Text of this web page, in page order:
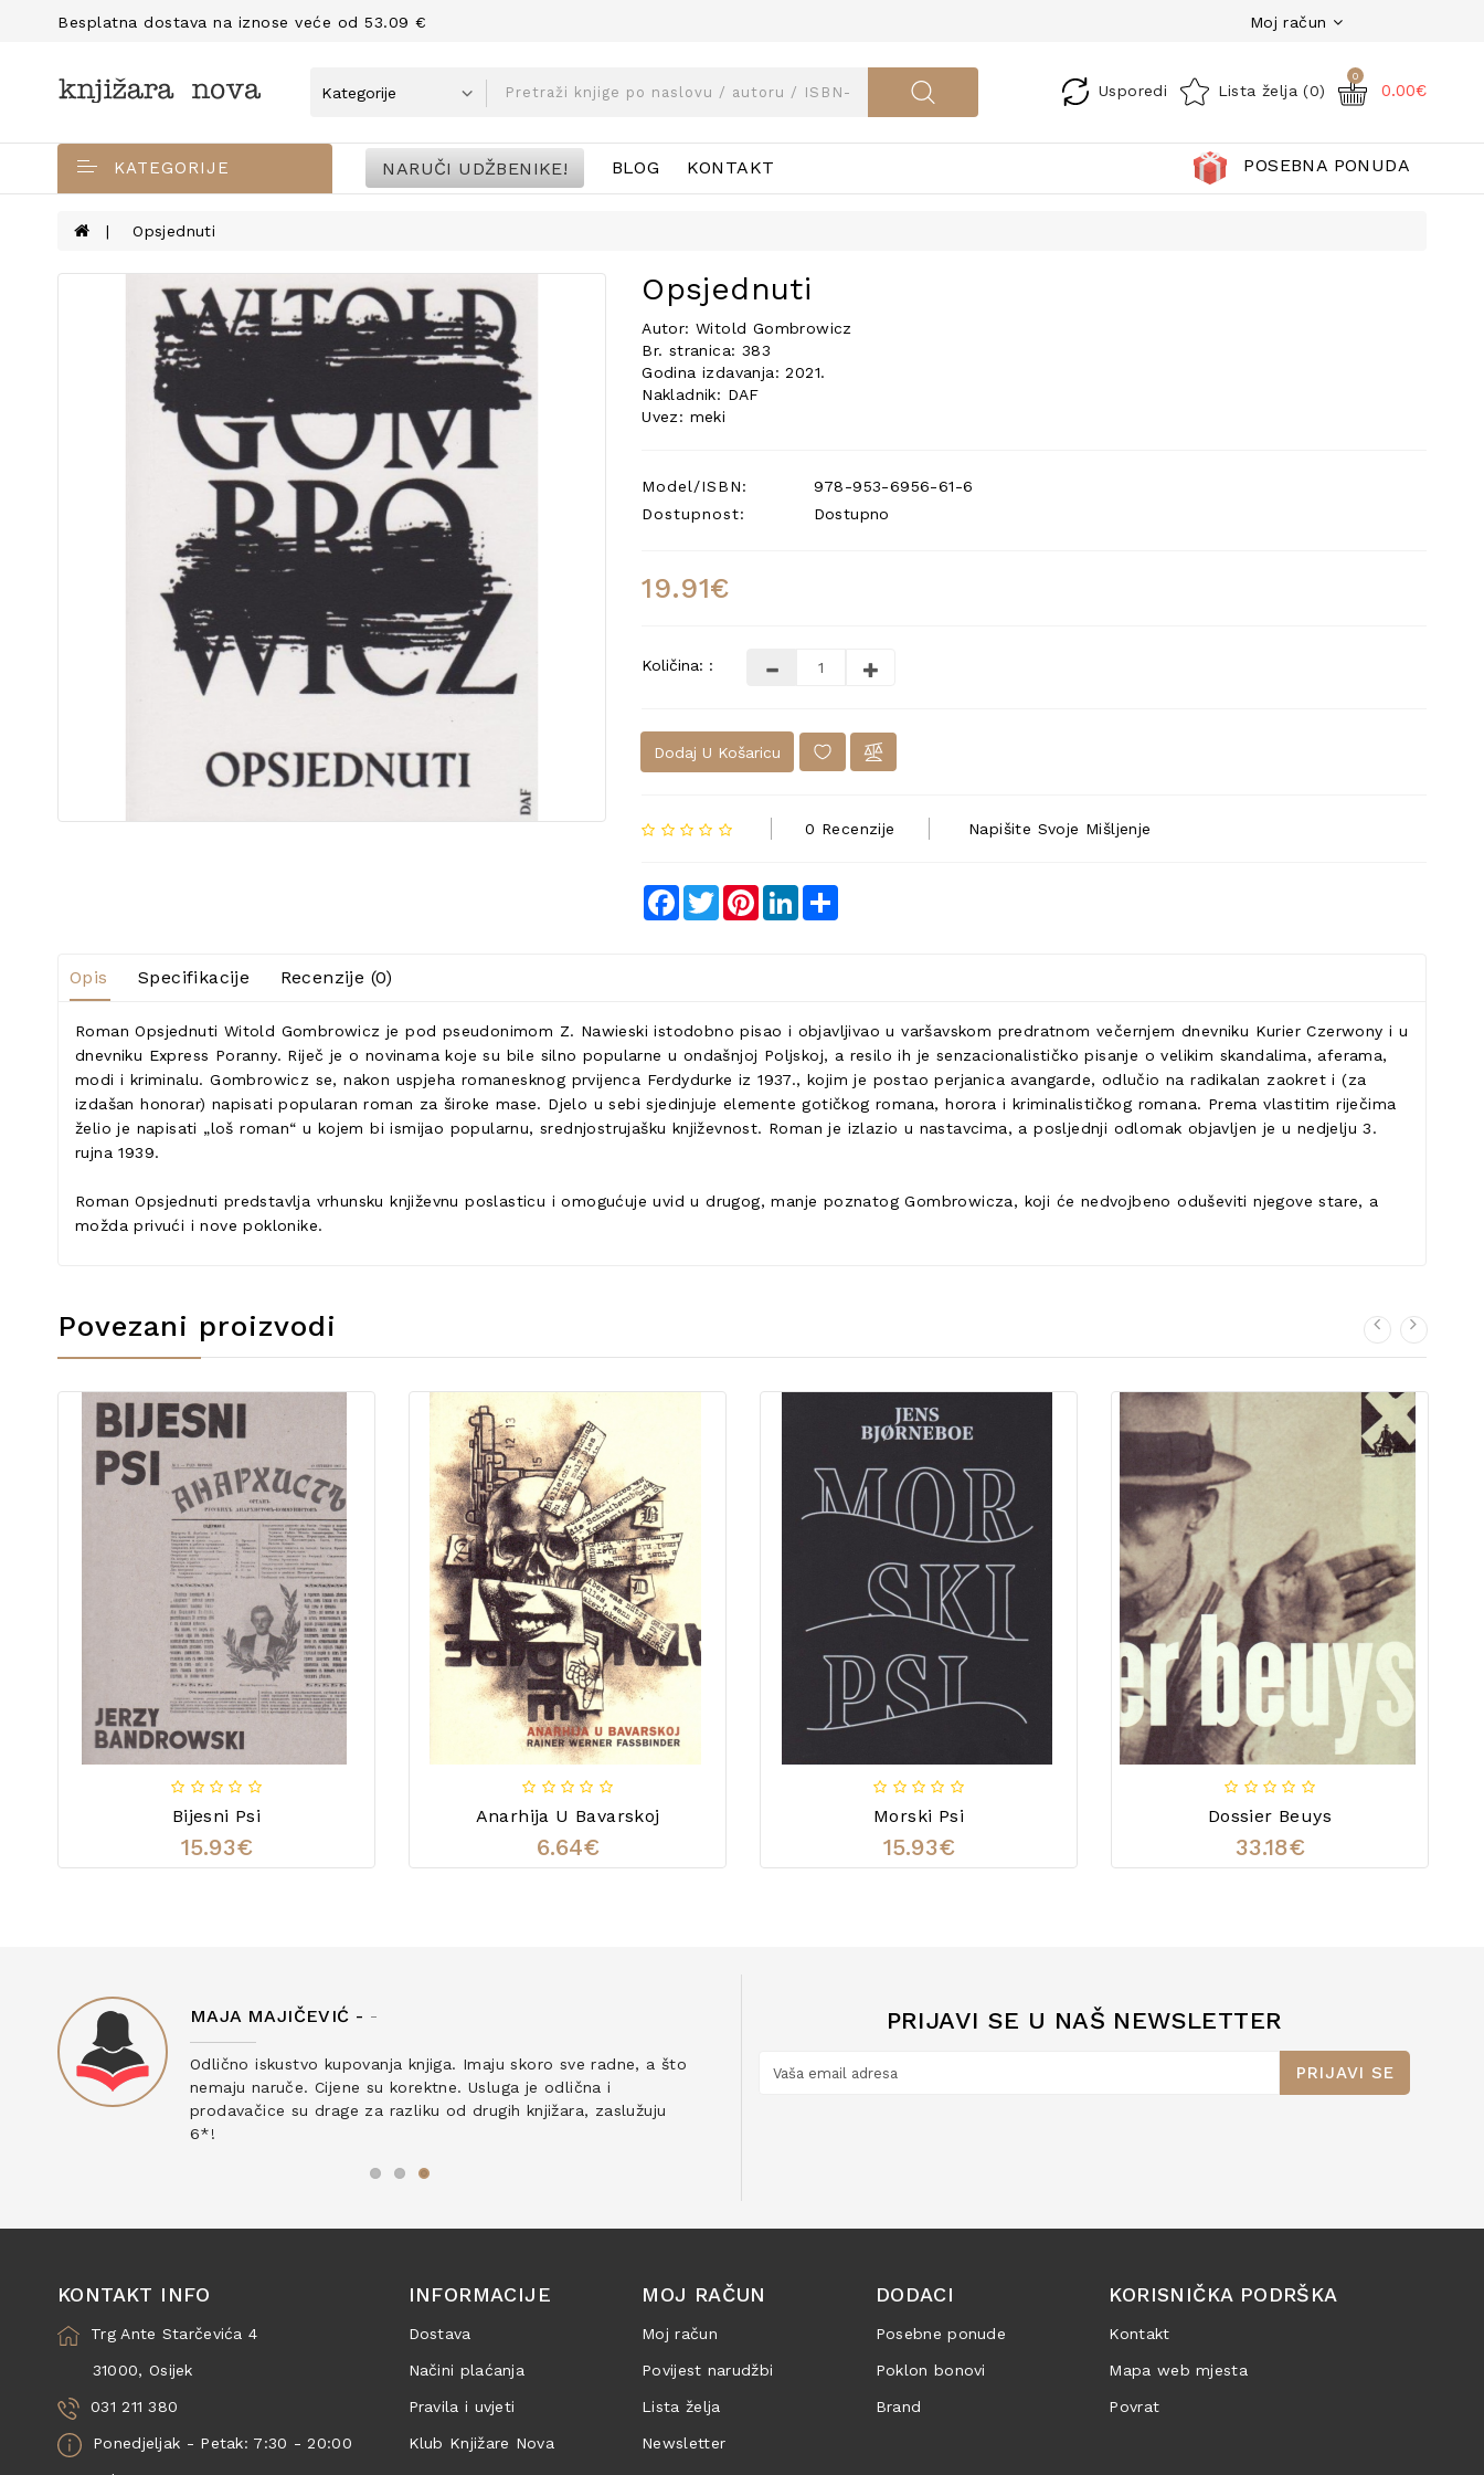
Besplatna dostava na iznose veće od 53.09 € Moj račun
Usporedi Lista želja (0)
0
0.00€
KATEGORIJE NARUČI UDŽBENIKE! BLOG KONTAKT POSEBNA PONUDA
Opsjednuti
Opsjednuti
Autor: Witold Gombrowicz
Br. stranica: 383
Godina izdavanja: 2021.
Nakladnik: DAF
Uvez: meki
Model/ISBN:
978-953-6956-61-6
Dostupnost:
Dostupno
19.91€
Količina: :
Dodaj U Košaricu
0 Recenzije Napišite Svoje Mišljenje
Facebook
TwitterPinterestLinkedIn
Opis Specifikacije Recenzije (0)
Roman Opsjednuti Witold Gombrowicz je pod pseudonimom Z. Nawieski istodobno pisao i objavljivao u varšavskom predratnom večernjem dnevniku Kurier Czerwony i u
dnevniku Express Poranny. Riječ je o novinama koje su bile silno popularne u ondašnjoj Poljskoj, a resilo ih je senzacionalističko pisanje o velikim skandalima, aferama,
modi i kriminalu. Gombrowicz se, nakon uspjeha romanesknog prvijenca Ferdydurke iz 1937., kojim je postao perjanica avangarde, odlučio na radikalan zaokret i (za
izdašan honorar) napisati popularan roman za široke mase. Djelo u sebi sjedinjuje elemente gotičkog romana, horora i kriminalističkog romana. Prema vlastitim riječima
želio je napisati „loš roman“ u kojem bi ismijao popularnu, srednjostrujašku književnost. Roman je izlazio u nastavcima, a posljednji odlomak objavljen je u nedjelju 3.
rujna 1939.
Roman Opsjednuti predstavlja vrhunsku književnu poslasticu i omogućuje uvid u drugog, manje poznatog Gombrowicza, koji će nedvojbeno oduševiti njegove stare, a
možda privući i nove poklonike.
Povezani proizvodi
Bijesni Psi
15.93€
Anarhija U Bavarskoj
6.64€
Morski Psi
15.93€
Dossier Beuys
33.18€
MAJA MAJIČEVIĆ - -
Odlično iskustvo kupovanja knjiga. Imaju skoro sve radne, a što
nemaju naruče. Cijene su korektne. Usluga je odlična i
prodavačice su drage za razliku od drugih knjižara, zaslužuju
6*!
PRIJAVI SE U NAŠ NEWSLETTER
PRIJAVI SE
KONTAKT INFO
Trg Ante Starčevića 4
31000, Osijek
031 211 380
Ponedjeljak - Petak: 7:30 - 20:00
INFORMACIJE
Dostava
Načini plaćanja
Pravila i uvjeti
Klub Knjižare Nova
MOJ RAČUN
Moj račun
Povijest narudžbi
Lista želja
Newsletter
DODACI
Posebne ponude
Poklon bonovi
Brand
KORISNIČKA PODRŠKA
Kontakt
Mapa web mjesta
Povrat